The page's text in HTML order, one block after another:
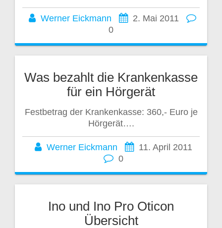
Werner Eickmann
2. Mai 2011
0
Was bezahlt die Krankenkasse
für ein Hörgerät
Festbetrag der Krankenkasse: 360,- Euro je
Hörgerät….
Werner Eickmann
11. April 2011
0
Ino und Ino Pro Oticon
Übersicht